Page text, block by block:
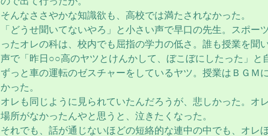
そんなささやかな知識欲も、高校では満たされなかった。
「どうせ聞いてないやろ」と小さい声で早口の先生。スポー
ったオレの科は、校内でも屈指の学力の低さ。誰も授業を聞
声で「昨日○○高のヤツとけんかして、ぼこぼにしたった」と
ずっと車の運転のゼスチャーをしているヤツ。授業はＢＧＭ
かった。
オレも同じように見られていたんだろうが、悲しかった。オ
場所がなかったんやと思うと、泣きたくなった。
それでも、話が通じないほどの短絡的な連中の中でも、オレ